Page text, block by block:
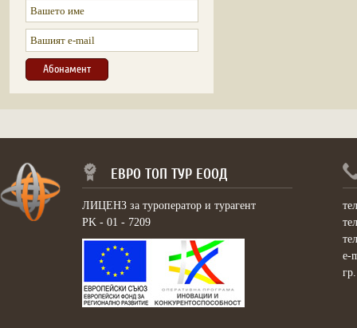
ЕВРО ТОП ТУР ЕООД
ЛИЦЕНЗ за туроператор и турагент
PK - 01 - 7209
e-